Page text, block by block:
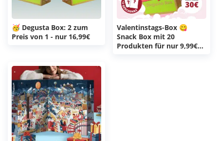
🥳 Degusta Box: 2 zum
Preis von 1 - nur 16,99€
Valentinstags-Box 😋
Snack Box mit 20
Produkten für nur 9,99€